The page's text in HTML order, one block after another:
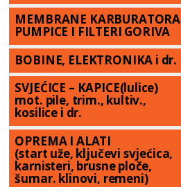
MEMBRANE KARBURATORA
PUMPICE I FILTERI GORIVA
BOBINE, ELEKTRONIKA i dr.
SVJEĆICE – KAPICE(lulice)
mot. pile, trim., kultiv.,
kosilice i dr.
OPREMA I ALATI
(start uže, ključevi svjećica,
karnisteri, brusne ploče,
šumar. klinovi, remeni)